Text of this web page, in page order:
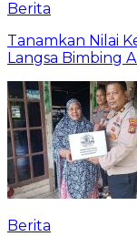
Berita
Tanamkan Nilai
Langsa Bimbing
Berita